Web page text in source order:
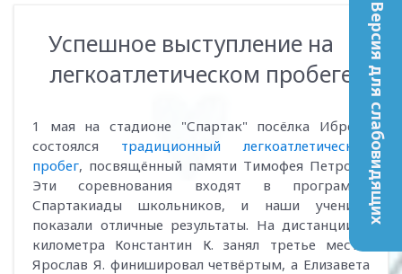
Версия для слабовидящих
Успешное выступление на
легкоатлетическом пробеге
1 мая на стадионе "Спартак" посёлка Ибреси
состоялся традиционный легкоатлетический
пробег, посвящённый памяти Тимофея Петрова.
Эти соревнования входят в программу
Спартакиады школьников, и наши ученики
показали отличные результаты. На дистанции 4
километра Константин К. занял третье место,
Ярослав Я. финишировал четвёртым, а Елизавета